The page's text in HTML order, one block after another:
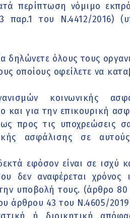
περίπτωση νόμιμο
του Ν.4412/2016)
όλους τους
οποίους οφείλετε να
κοινωνικής
και για την επικουρική
προς τις υποχρεώσεις
ασφάλισης σε
εφόσον είναι σε ισχύ
δεν αναφέρεται χρόνος
υποβολή τους. (άρθρο 80
άρθρου 43 του Ν.4605/